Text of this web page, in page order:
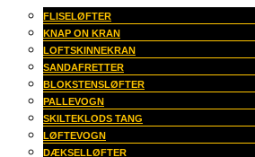
FLISELØFTER
KNAP ON KRAN
LOFTSKINNEKRAN
SANDAFRETTER
BLOKSTENSLØFTER
PALLEVOGN
SKILTEKLODS TANG
LØFTEVOGN
DÆKSELLØFTER